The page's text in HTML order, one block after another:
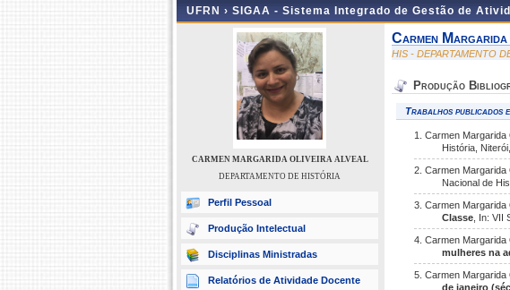
UFRN › SIGAA - Sistema Integrado de Gestão de
CARMEN MARGARIDA OLIVEIRA ALVEAL
DEPARTAMENTO DE HISTÓRIA
Perfil Pessoal
Produção Intelectual
Disciplinas Ministradas
Relatórios de Atividade Docente
Carmen
HIS - DEPARTAMENTO
Produção
Trabalhos publicados
1. Carmen Margarida
História,
2. Carmen Margarida
Nacional de
3. Carmen Margarida
Classe , In:
4. Carmen Margarida
mulheres na
5. Carmen Margarida
de janeiro